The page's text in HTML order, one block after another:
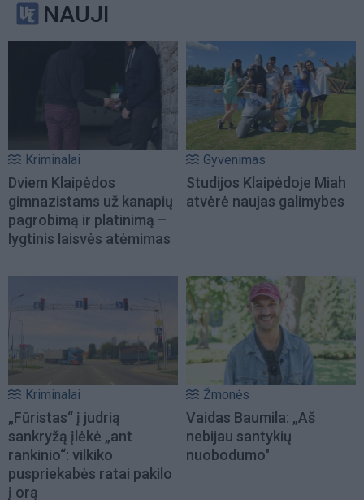
NAUJI
Kriminalai
Dviem Klaipėdos
gimnazistams už kanapių
pagrobimą ir platinimą –
lygtinis laisvės atėmimas
Gyvenimas
Studijos Klaipėdoje Miah
atvėrė naujas galimybes
Kriminalai
„Fūristas“ į judrią
sankryžą įlėkė „ant
rankinio“: vilkiko
puspriekabės ratai pakilo
į orą
Žmonės
Vaidas Baumila: „Aš
nebijau santykių
nuobodumo"